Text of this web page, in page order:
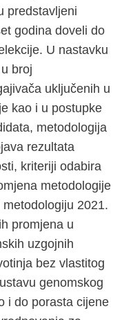
predstavljeni
godina doveli do
U nastavku
broj
uključenih u
kao i u postupke
metodologija
rezultata
kriteriji odabira
metodologije
2021.
promjena u
uzgojnih
bez vlastitog
genomskog
i do porasta cijene